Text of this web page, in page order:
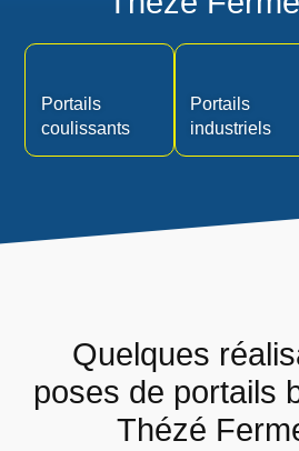
Portails
coulissants
Portails
industriels
Quelques
poses de portails
Thézé